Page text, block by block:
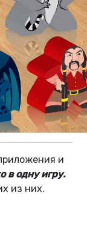
и
в одну игру.
из них.